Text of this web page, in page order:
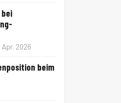
Apr. 2026
beim